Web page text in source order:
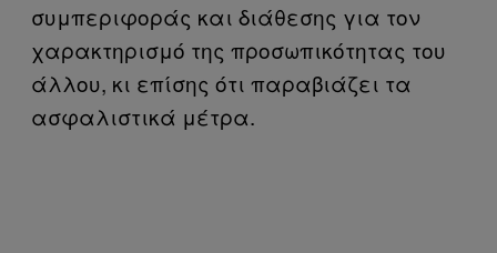
συμπεριφοράς και διάθεσης για τον
χαρακτηρισμό της προσωπικότητας του
άλλου, κι επίσης ότι παραβιάζει τα
ασφαλιστικά μέτρα.